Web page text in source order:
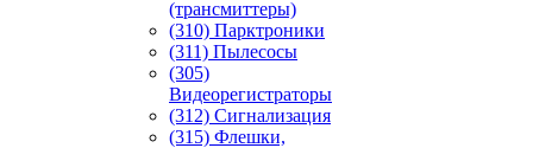
(трансмиттеры)
(310) Парктроники
(311) Пылесосы
(305)
Видеорегистраторы
(312) Сигнализация
(315) Флешки,